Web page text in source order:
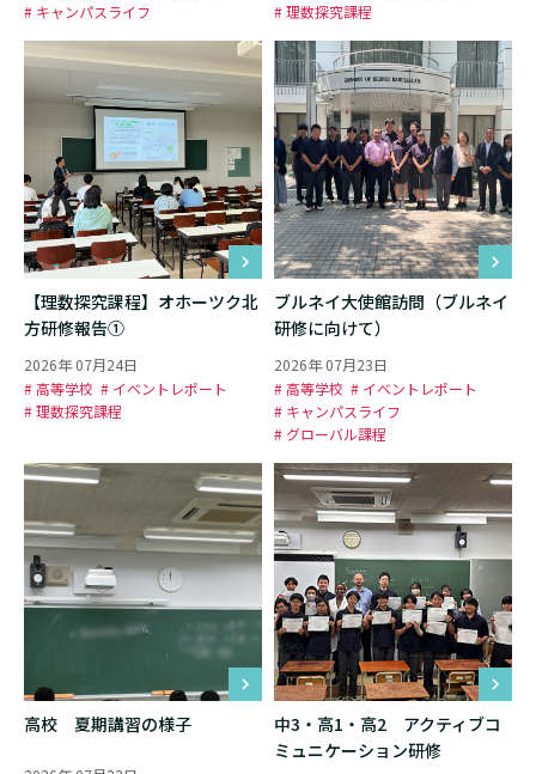
# キャンパスライフ
# 理数探究課程
【理数探究課程】オホーツク北
方研修報告①
2026年 07月24日
# 高等学校 # イベントレポート
# 理数探究課程
ブルネイ大使館訪問（ブルネイ
研修に向けて）
2026年 07月23日
# 高等学校 # イベントレポート
# キャンパスライフ
# グローバル課程
高校 夏期講習の様子
中3・高1・高2 アクティブコ
ミュニケーション研修